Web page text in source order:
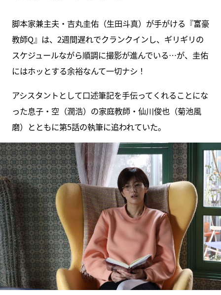
脚本家兼主夫・吉丸圭佑（生田斗真）が手がける『富豪
教師Q』は、2週間遅れでクランクインし、ギリギリの
スケジュールながら順調に撮影が進んでいる…が、圭佑
にはホッとする余裕なんて一切ナシ！
アシスタントとして口述筆記を手伝ってくれることにな
った息子・空（潤浩）の家庭教師・仙川俊也（菊池風
磨）とともに第5話の執筆に追われていた。